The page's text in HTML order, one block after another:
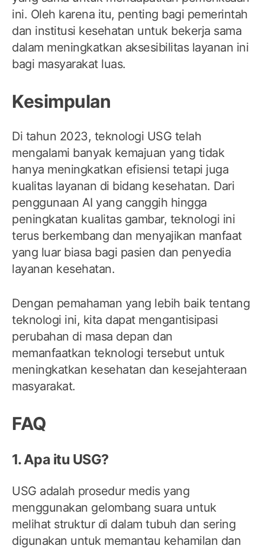
ini. Oleh karena itu, penting bagi pemerintah
dan institusi kesehatan untuk bekerja sama
dalam meningkatkan aksesibilitas layanan ini
bagi masyarakat luas.
Kesimpulan
Di tahun 2023, teknologi USG telah
mengalami banyak kemajuan yang tidak
hanya meningkatkan efisiensi tetapi juga
kualitas layanan di bidang kesehatan. Dari
penggunaan AI yang canggih hingga
peningkatan kualitas gambar, teknologi ini
terus berkembang dan menyajikan manfaat
yang luar biasa bagi pasien dan penyedia
layanan kesehatan.
Dengan pemahaman yang lebih baik tentang
teknologi ini, kita dapat mengantisipasi
perubahan di masa depan dan
memanfaatkan teknologi tersebut untuk
meningkatkan kesehatan dan kesejahteraan
masyarakat.
FAQ
1. Apa itu USG?
USG adalah prosedur medis yang
menggunakan gelombang suara untuk
melihat struktur di dalam tubuh dan sering
digunakan untuk memantau kehamilan dan